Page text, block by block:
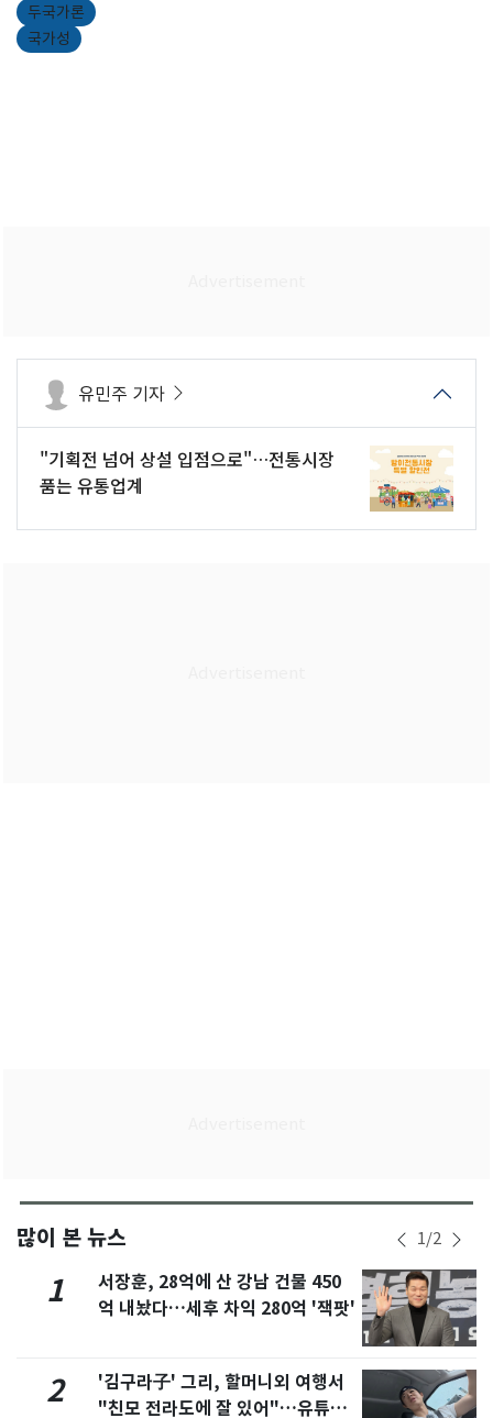
두국가론
국가성
유민주 기자
"기획전 넘어 상설 입점으로"…전통시장
품는 유통업계
많이 본 뉴스 1/2
1
서장훈, 28억에 산 강남 건물 450
억 내놨다…세후 차익 280억 '잭팟'
2
'김구라子' 그리, 할머니외 여행서
"친모 전라도에 잘 있어"…유튜브